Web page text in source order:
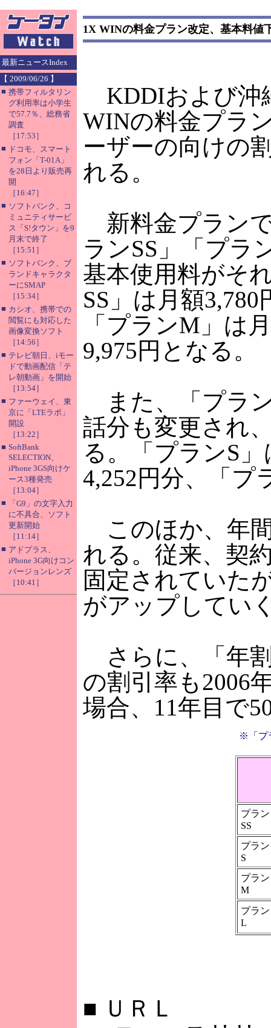
最新ニュースIndex
【 2009/06/26 】
■ 携帯フィルタリン
グ利用率は小学生
で57.7％、総務省
調査
［17:53］
■ ドコモ、スマート
フォン「T-01A」
を28日より販売再
開
［16:47］
■ ソフトバンク、コ
ミュニティサービ
ス「S!タウン」を9
月末で終了
［15:51］
■ ソフトバンク、ブ
ランドキャラクタ
ーにSMAP
［15:34］
■ カシオ、携帯での
閲覧にも対応した
画像変換ソフト
［14:56］
■ テレビ朝日、iモー
ドで動画配信「テ
レ朝動画」を開始
［13:54］
■ ファーウェイ、東
京に「LTEラボ」
開設
［13:22］
■ SoftBank
SELECTION、
iPhone 3GS向けケ
ース3種発売
［13:04］
■
「G9」の文字入力
に不具合、ソフト
更新開始
［11:14］
■ アドプラス、
iPhone 3G向けコン
バージョンレンズ
［10:41］
1X WINの料金プラン改定、基本料値
KDDIおよび沖
WINの料金プラ
ーザーの向けの
れる。
新料金プラン
ランSS」「プラ
基本使用料がそ
SS」は月額
「プランM」は
9,975円となる。
また、「プラ
話分も変更され
る。「プランS
4,252円分、「プ
このほか、年
れる。従来、契
固定されていた
がアップしてい
さらに、「年
の割引率も2006
場合、11年目で
プラン
SS
プラン
S
プラン
M
プラン
L
※「プ
■ ＵＲＬ